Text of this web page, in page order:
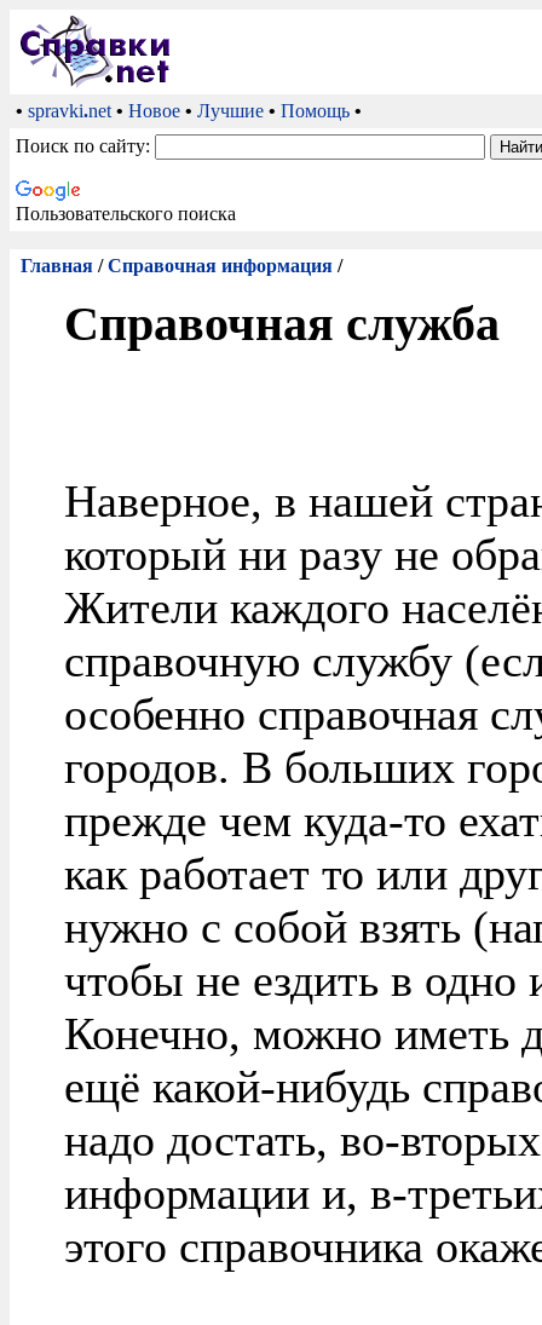
• spravki.net • Новое • Лучшие • Помощь •
Поиск по сайту:
Пользовательского поиска
Главная /Справочная информация /
Справочная служба
Наверное, в нашей
который ни разу не
Жители каждого
справочную службу
особенно справочная
городов. В больших
прежде чем куда-то
как работает то или
нужно с собой взять
чтобы не ездить в одно
Конечно, можно иметь
ещё какой-нибудь
надо достать, во-
информации и, в-
этого справочника